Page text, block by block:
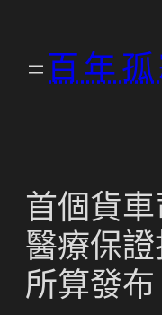
百年
首個貨
醫療保
所算發布